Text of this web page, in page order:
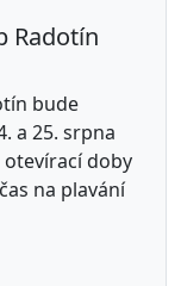
Radotín
bude
a 25. srpna
otevírací doby
na plavání